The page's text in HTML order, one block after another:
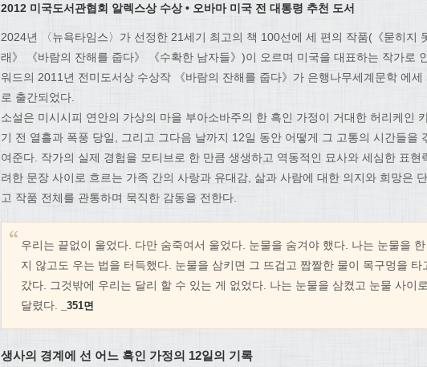
2012 미국도서관협회 알렉스상 수상 • 오바마 미국 전 대통령 추천 도서
2024년 〈뉴욕타임스〉가 선정한 21세기 최고의 책 100선에 세 편의 작품(《묻히지
래》 《바람의 잔해를 줍다》 《수확한 남자들》)이 오르며 미국을 대표하는 작가로
워드의 2011년 전미도서상 수상작 《바람의 잔해를 줍다》가 은행나무세계문학 에세
로 출간되었다.
소설은 미시시피 연안의 가상의 마을 부아소바주의 한 흑인 가정이 거대한 허리케인
기 전 열흘과 폭풍 당일, 그리고 그다음 날까지 12일 동안 어떻게 그 고통의 시간들을
여준다. 작가의 실제 경험을 모티브로 한 만큼 생생하고 역동적인 묘사와 세심한 표현
려한 문장 사이로 흐르는 가족 간의 사랑과 유대감, 삶과 사람에 대한 의지와 희망은
고 작품 전체를 관통하며 묵직한 감동을 전한다.
우리는 끝없이 울었다. 다만 숨죽여서 울었다. 눈물을 숨겨야 했다. 나는 눈물을
지 않고도 우는 법을 터득했다. 눈물을 삼키면 그 뜨겁고 짭짤한 물이 목구멍을 타
갔다. 그것밖에 우리는 달리 할 수 있는 게 없었다. 나는 눈물을 삼켰고 눈물 사이
달렸다.
_351면
생사의 경계에 선 어느 흑인 가정의 12일의 기록